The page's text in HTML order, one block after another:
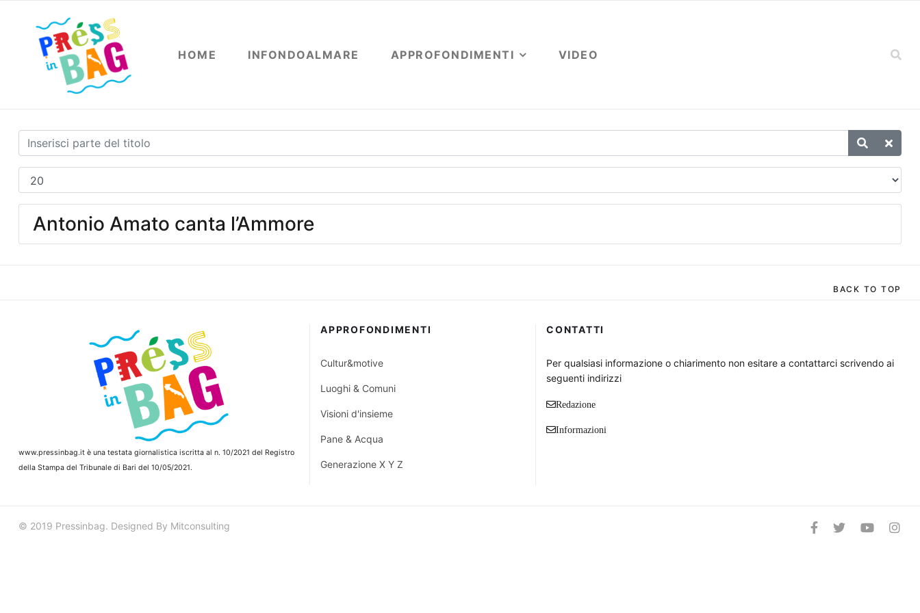
HOME INFONDOALMARE APPROFONDIMENTI VIDEO
Antonio Amato canta l’Ammore
BACK TO TOP
www.pressinbag.it è una testata giornalistica iscritta al n. 10/2021 del Registro
della Stampa del Tribunale di Bari del 10/05/2021.
APPROFONDIMENTI
Cultur&motive
Luoghi & Comuni
Visioni d'insieme
Pane & Acqua
Generazione X Y Z
CONTATTI
Per qualsiasi informazione o chiarimento non esitare a contattarci scrivendo ai
seguenti indirizzi
Redazione
Informazioni
© 2019 Pressinbag. Designed By Mitconsulting